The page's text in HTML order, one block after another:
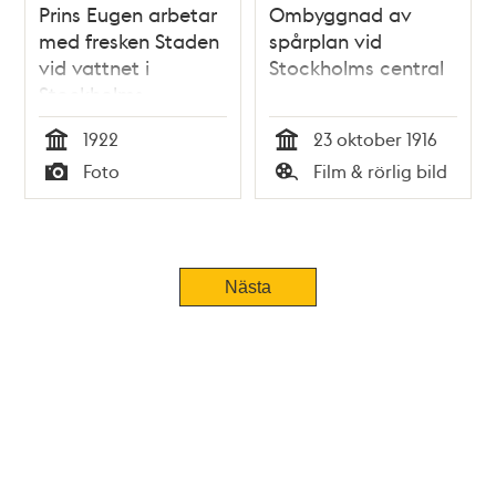
Prins Eugen arbetar
med fresken Staden
vid vattnet i
Stockholms
stadshus
Tid
1922
Typ
Foto
Ombyggnad av
spårplan vid
Stockholms central
Tid
23 oktober 1916
Typ
Film & rörlig bild
Nästa